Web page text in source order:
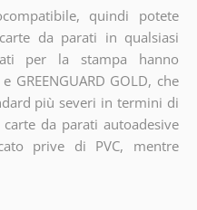
quindi potete
da parati in qualsiasi
per la stampa hanno
GREENGUARD GOLD, che
più severi in termini di
da parati autoadesive
prive di PVC, mentre